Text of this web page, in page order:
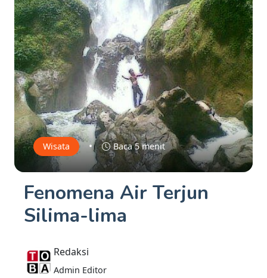
Wisata • Baca 5 menit
Fenomena Air Terjun
Silima-lima
Redaksi
Admin Editor